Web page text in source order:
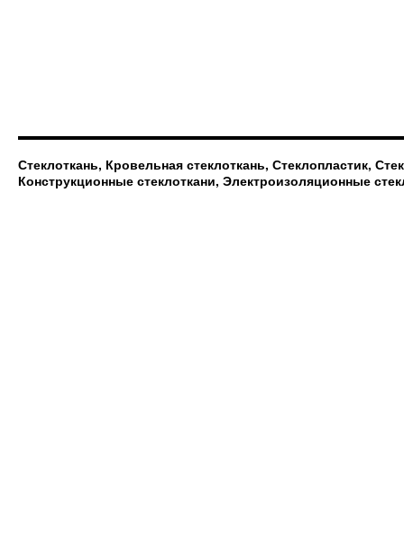
Стеклоткань, Кровельная стеклоткань, Стеклопластик,
Конструкционные стеклоткани, Электроизоляционные